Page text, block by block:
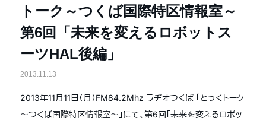
トーク～つくば国際特区情報室～
第6回「未来を変えるロボットス
ーツHAL後編」
2013.11.13
2013年11月11日（月）FM84.2Mhz ラヂオつくば 「とっくトーク
～つくば国際特区情報室～」にて、第6回「未来を変えるロボッ